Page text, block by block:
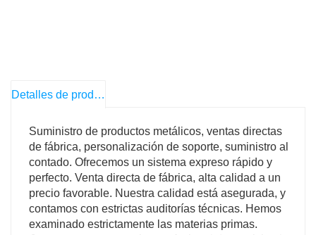
Detalles de producto
Suministro de productos metálicos, ventas directas
de fábrica, personalización de soporte, suministro al
contado. Ofrecemos un sistema expreso rápido y
perfecto. Venta directa de fábrica, alta calidad a un
precio favorable. Nuestra calidad está asegurada, y
contamos con estrictas auditorías técnicas. Hemos
examinado estrictamente las materias primas.